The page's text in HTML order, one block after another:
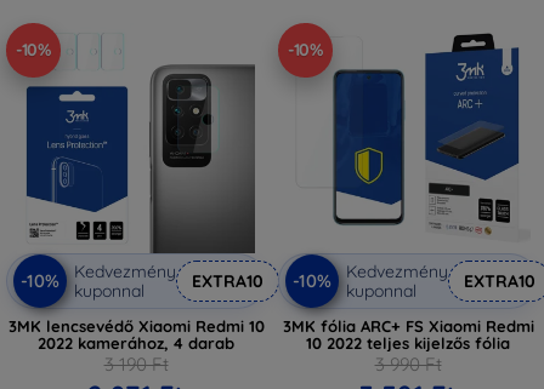
-10%
-10%
Kedvezmény
kuponnal
EXTRA10
3MK lencsevédő Xiaomi Redmi 10
2022 kamerához, 4 darab
3 190 Ft
-10%
-10%
Kedvezmény
kuponnal
EXTRA10
3MK fólia ARC+ FS Xiaomi Redmi
10 2022 teljes kijelzős fólia
3 990 Ft